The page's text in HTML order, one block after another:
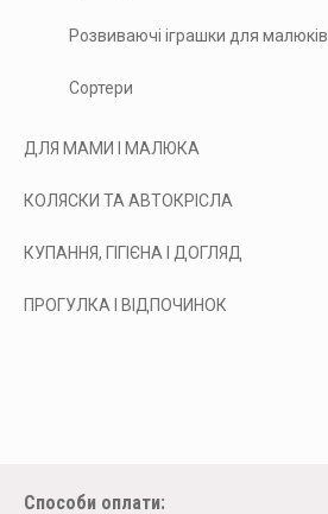
Розвиваючі іграшки для малюків
Сортери
ДЛЯ МАМИ І МАЛЮКА
КОЛЯСКИ ТА АВТОКРІСЛА
КУПАННЯ, ГІГІЄНА І ДОГЛЯД
ПРОГУЛКА І ВІДПОЧИНОК
Способи оплати: